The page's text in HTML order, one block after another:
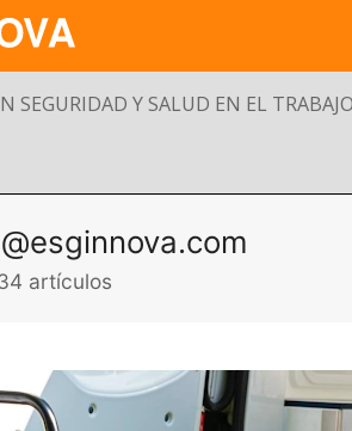
SEGURIDAD Y SALUD EN EL TRABAJO
artículos